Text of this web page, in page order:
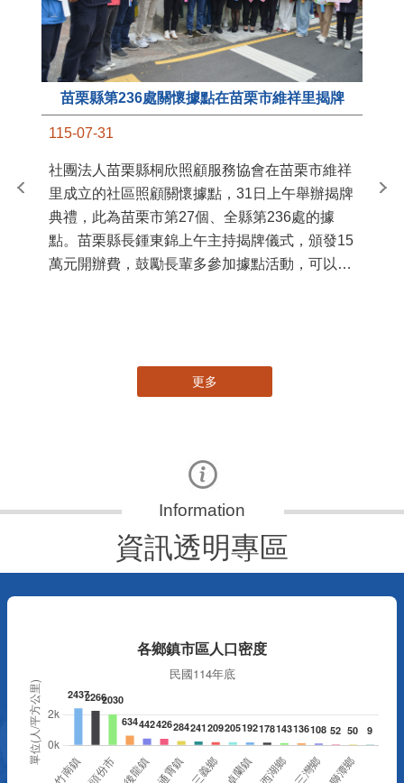
苗栗縣第236處關懷據點在苗栗市維祥里揭牌
115-07-31
社團法人苗栗縣桐欣照顧服務協會在苗栗市維祥
里成立的社區照顧關懷據點，31日上午舉辦揭牌
典禮，此為苗栗市第27個、全縣第236處的據
點。苗栗縣長鍾東錦上午主持揭牌儀式，頒發15
萬元開辦費，鼓勵長輩多參加據點活動，可以更
苗
更多
資訊透明專區